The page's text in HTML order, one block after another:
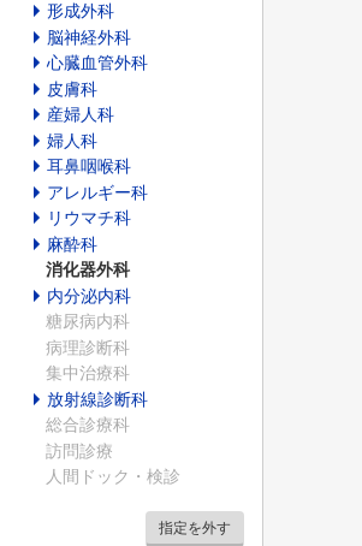
形成外科
脳神経外科
心臓血管外科
皮膚科
産婦人科
婦人科
耳鼻咽喉科
アレルギー科
リウマチ科
麻酔科
消化器外科
内分泌内科
糖尿病内科
病理診断科
集中治療科
放射線診断科
総合診療科
訪問診療
人間ドック・検診
指定を外す